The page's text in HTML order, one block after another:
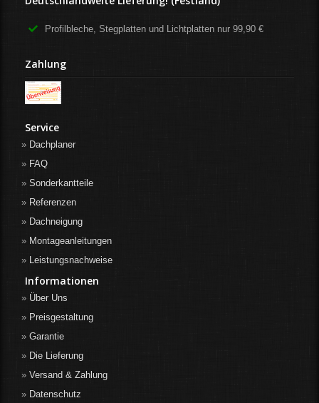
Profilbleche, Stegplatten und Lichtplatten nur 99,90 €
Zahlung
Service
Dachplaner
FAQ
Sonderkantteile
Referenzen
Dachneigung
Montageanleitungen
Leistungsnachweise
Informationen
Über Uns
Preisgestaltung
Garantie
Die Lieferung
Versand & Zahlung
Datenschutz